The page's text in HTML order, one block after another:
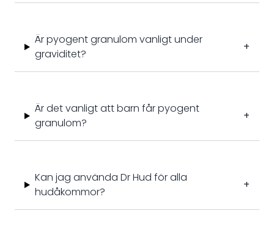
Är pyogent granulom vanligt under
graviditet?
+
Är det vanligt att barn får pyogent
granulom?
+
Kan jag använda Dr Hud för alla
hudåkommor?
+